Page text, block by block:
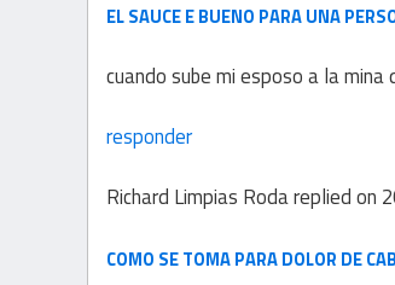
EL SAUCE E BUENO PARA UNA
cuando sube mi esposo a la
responder
Richard Limpias Rodareplied on
COMO SE TOMA PARA DOLOR DE